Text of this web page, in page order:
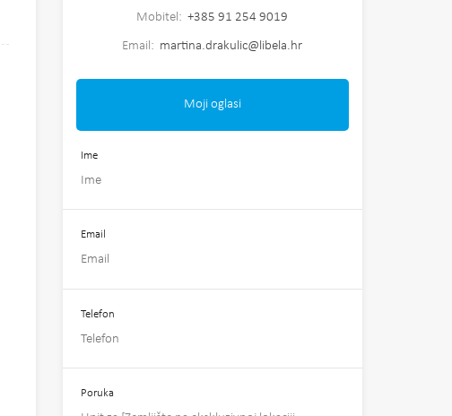
Mobitel: +385 91 254 9019
Email: martina.drakulic@libela.hr
Moji oglasi
Ime
Email
Telefon
Poruka